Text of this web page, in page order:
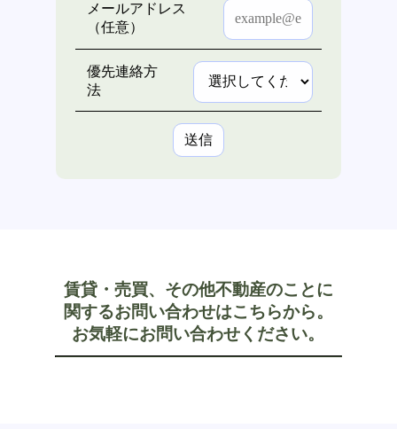
メールアドレス
（任意）
優先連絡方
法
賃貸・売買、その他不動産のことに
関するお問い合わせはこちらから。
お気軽にお問い合わせください。